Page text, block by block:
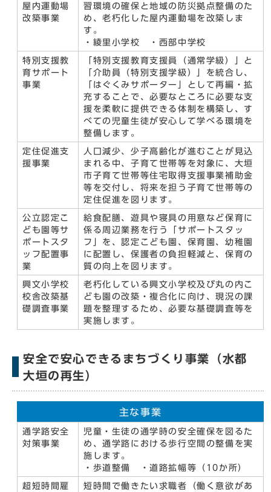
屋内運動場
改築事業
習環境の確保と地域の防災拠点整備のた
め、老朽化した屋内運動場を改築しま
す。
・綾里小学校 ・西部中学校
特別支援教
育サポート
事業
「特別支援教育支援員（通常学級）」と
「介助員（特別支援学級）」を統合し、
「はぐくみサポーター」として再編・拡
充することで、必要なところに必要な支
援を柔軟に提供できる体制を構築し、す
べての児童生徒が安心して学べる環境を
整備します。
定住促進支
援事業
人口減少、少子高齢化が進むことが見込
まれる中、子育て世帯等を対象に、大垣
市子育て世帯等住宅取得支援事業補助金
等を交付し、将来を担う子育て世帯等の
定住促進を図ります。
公立認定こ
ども園等サ
ポートスタ
ッフ配置事
業
給食配膳、遊具や寝具の用意など保育に
係る周辺業務を行う「サポートスタッ
フ」を、認定こども園、保育園、幼稚園
に配置し、保護者の負担軽減と、保育の
質の向上を図ります。
興文小学校
校舎改築基
礎調査事業
老朽化している興文小学校及び丸の内こ
ども園の改築・複合化に向け、現況の課
題を整理するため、必要な基礎調査等を
実施します。
安全で安心できるまちづくり事業（水都
大垣の再生）
主な事業
通学路安全
対策事業
児童・生徒の通学時の安全確保を図るた
め、通学路における歩行空間の整備を実
施します。
・歩道整備 ・道路拡幅等（10か所）
超短時間雇 短時間で働きたい求職者（働く意欲があ